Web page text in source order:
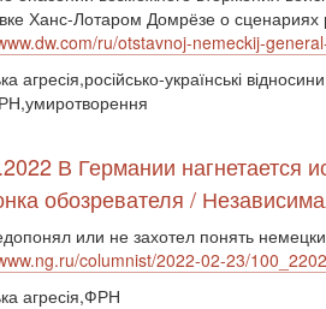
Ханс-Лотаром Домрёзе о
ru/otstavnoj-nemeckij-
агресія,російсько-українські
В Германии нагнетается
обозревателя /
или не захотел понять
columnist/2022-02-23/
агресія,ФРН